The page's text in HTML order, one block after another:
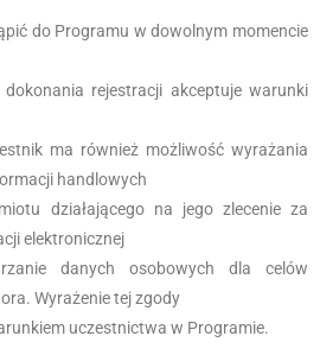
do Programu w dowolnym momencie
rejestracji akceptuje warunki
ma również możliwość wyrażania
handlowych
działającego na jego zlecenie za
elektronicznej
danych osobowych dla celów
Wyrażenie tej zgody
uczestnictwa w Programie.